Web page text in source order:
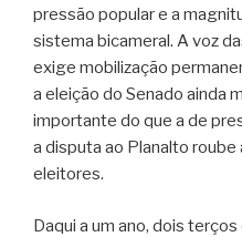
pressão popular e a
sistema bicameral. A voz
exige mobilização
a eleição do Senado ainda
importante do que a de
a disputa ao Planalto
eleitores.
Daqui a um ano, dois